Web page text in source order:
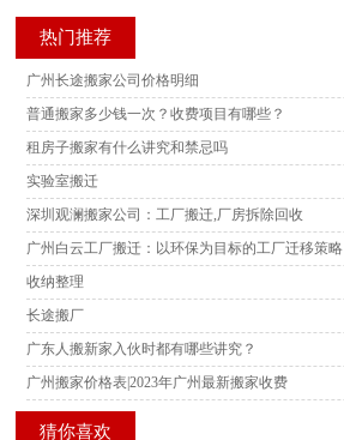
热门推荐
广州长途搬家公司价格明细
普通搬家多少钱一次？收费项目有哪些？
租房子搬家有什么讲究和禁忌吗
实验室搬迁
深圳观澜搬家公司：工厂搬迁,厂房拆除回收
广州白云工厂搬迁：以环保为目标的工厂迁移策略
收纳整理
长途搬厂
广东人搬新家入伙时都有哪些讲究？
广州搬家价格表|2023年广州最新搬家收费
猜你喜欢